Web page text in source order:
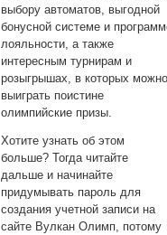
выбору автоматов, выгодной
бонусной системе и
лояльности, а также
интересным турнирам и
розыгрышах, в которых
выиграть поистине
олимпийские призы.
Хотите узнать об этом
больше? Тогда читайте
дальше и начинайте
придумывать пароль для
создания учетной записи на
сайте Вулкан Олимп, потому